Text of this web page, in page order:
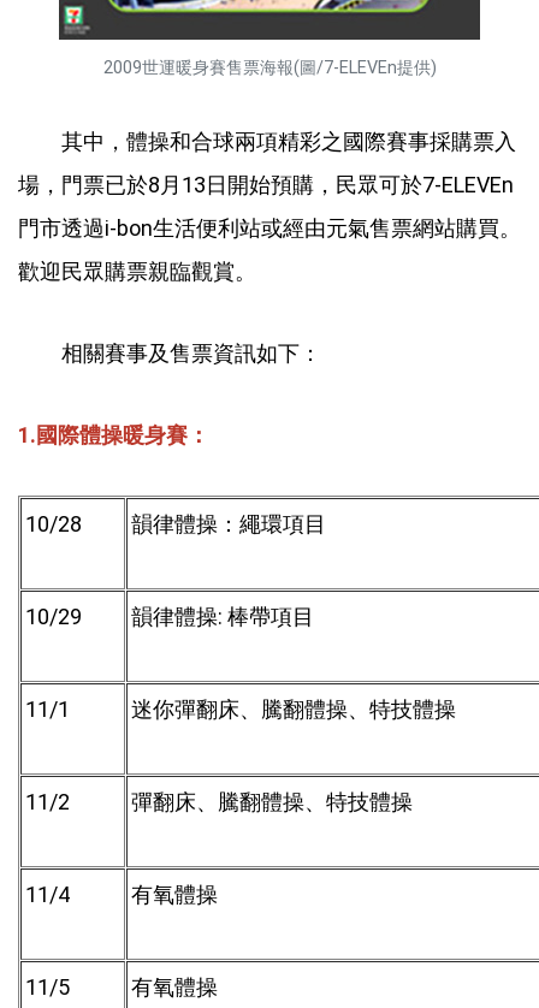
2009世運暖身賽售票海報(圖/7-ELEVEn提供)
其中，體操和合球兩項精彩之國際賽事採購票入
場，門票已於8月13日開始預購，民眾可於7-ELEVEn
門市透過i-bon生活便利站或經由元氣售票網站購買。
歡迎民眾購票親臨觀賞。
相關賽事及售票資訊如下：
1. 國際體操暖身賽：
10/28 韻律體操：繩環項目
10/29 韻律體操: 棒帶項目
11/1 迷你彈翻床、騰翻體操、特技體操
11/2 彈翻床、騰翻體操、特技體操
11/4 有氧體操
11/5 有氧體操